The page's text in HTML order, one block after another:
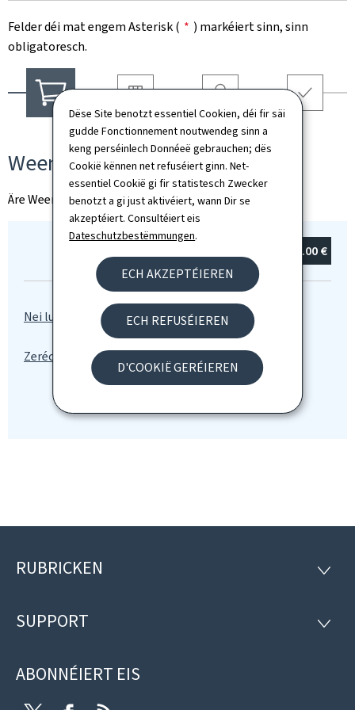
Dëse Site benotzt essentiel Cookien, déi fir säi
gudde Fonctionnement noutwendeg sinn a
keng perséinlech Donnéeë gebrauchen; dës
Cookië kënnen net refuséiert ginn. Net-
essentiel Cookië gi fir statistesch Zwecker
benotzt a gi just aktivéiert, wann Dir se
akzeptéiert. Consultéiert eis
Dateschutzbestëmmungen.
ECH AKZEPTÉIEREN
ECH REFUSÉIEREN
D'COOKIË GERÉIEREN
Felder déi mat engem Asterisk ( * ) markéiert sinn, sinn
obligatoresch.
Weenchen Liwwerung Coordonnéeën
Weenchen
Äre Weenchen ass eidel
0.00 €
Fousszeil
RUBRICKEN
SUPPORT
ABONNÉIERT EIS